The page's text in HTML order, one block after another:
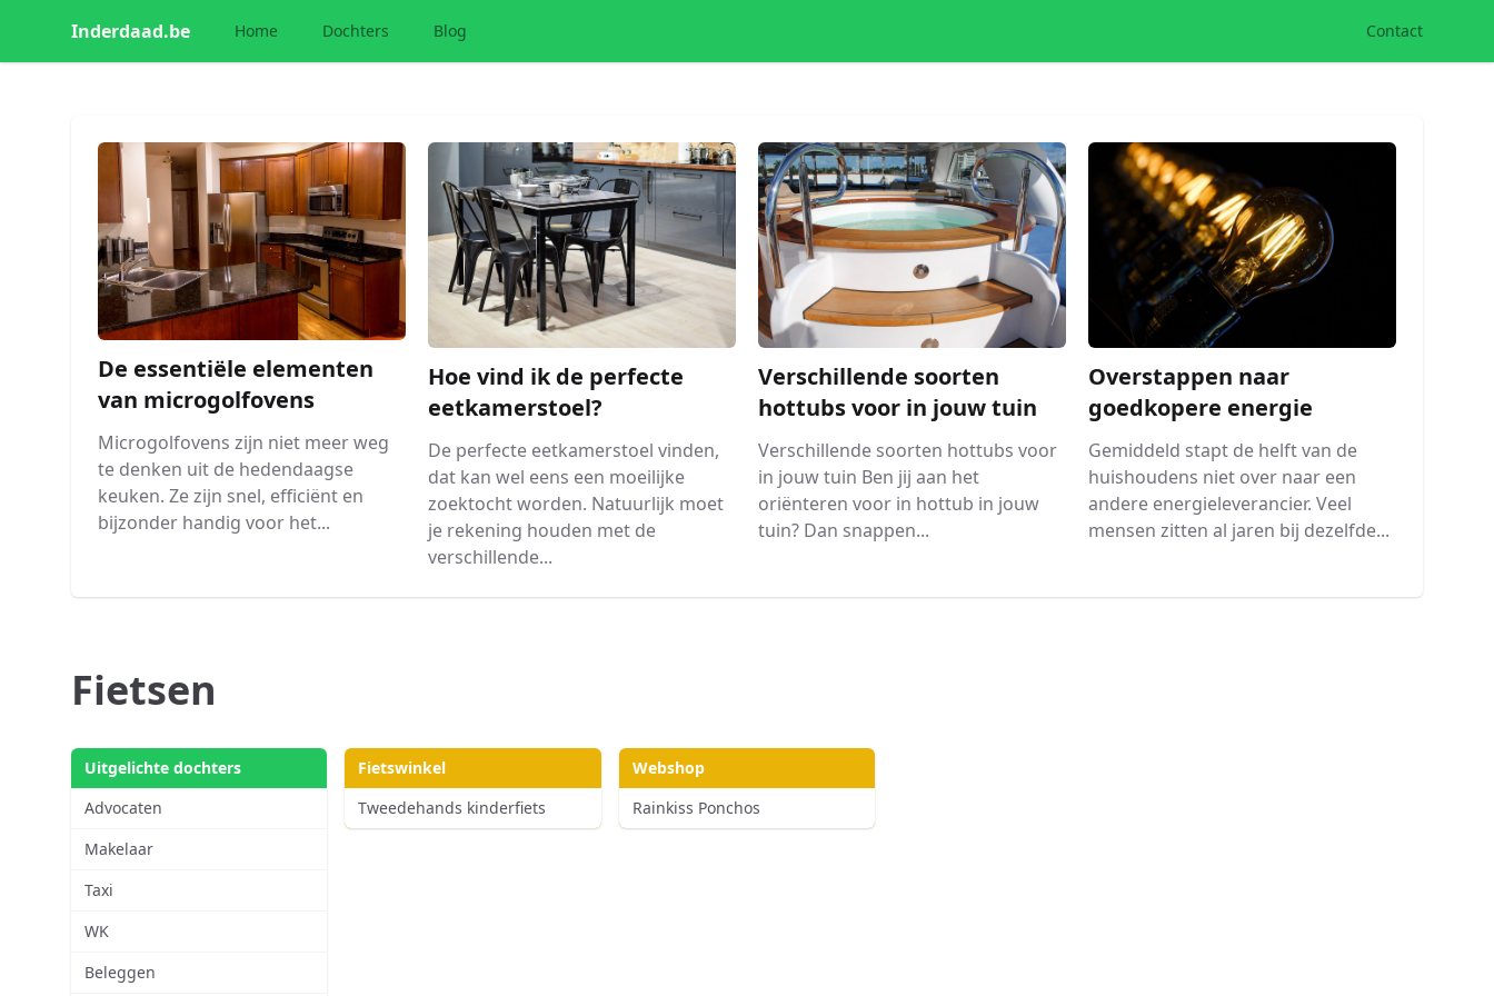
Inderdaad.be Home Dochters Blog Contact
De essentiële elementen
van microgolfovens
Microgolfovens zijn niet meer weg
te denken uit de hedendaagse
keuken. Ze zijn snel, efficiënt en
bijzonder handig voor het...
Hoe vind ik de perfecte
eetkamerstoel?
De perfecte eetkamerstoel vinden,
dat kan wel eens een moeilijke
zoektocht worden. Natuurlijk moet
je rekening houden met de
verschillende...
Verschillende soorten
hottubs voor in jouw tuin
Verschillende soorten hottubs voor
in jouw tuin Ben jij aan het
oriënteren voor in hottub in jouw
tuin? Dan snappen...
Overstappen naar
goedkopere energie
Gemiddeld stapt de helft van de
huishoudens niet over naar een
andere energieleverancier. Veel
mensen zitten al jaren bij dezelfde...
Fietsen
Uitgelichte dochters
Advocaten
Makelaar
Taxi
WK
Beleggen
Fietswinkel
Tweedehands kinderfiets
Webshop
Rainkiss Ponchos